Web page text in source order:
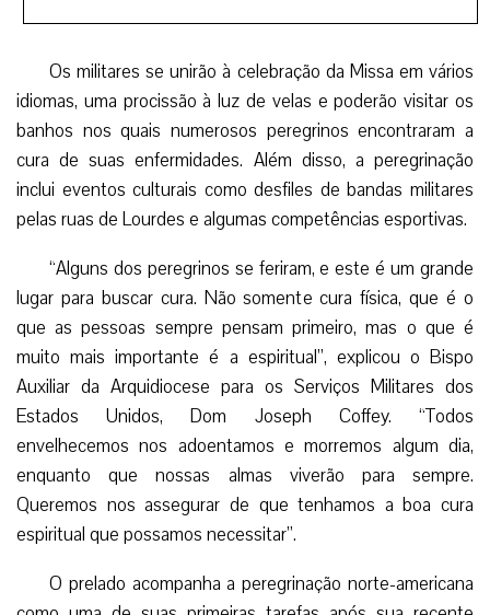
Auxiliar da Arquidiocese para os Serviços Militares dos
Estados Unidos, Dom Joseph Coffey. “Todos
envelhecemos nos adoentamos e morremos algum dia,
enquanto que nossas almas viverão para sempre.
Queremos nos assegurar de que tenhamos a boa cura
espiritual que possamos necessitar”.
O prelado acompanha a peregrinação norte-americana
como uma de suas primeiras tarefas após sua recente
nomeação como Bispo, à pedido do Arcebispo dos Serviços
Militares, Dom Timothy Broglio. “Esta é realmente uma
maneira maravilhosa para que comece este novo período
de minha vida, esta nova forma de servir ao Senhor como
Bispo”, comentou o novo prelado.
“A peregrinação realmente é uma oportunidade para
que os soldados feridos encontrem a cura, e a cura vem
realmente de muitas formas”, expôs o Capelão da Força
Aérea dos Estados Unidos, Padre Jeff Laible, que
acompanhou a peregrinação em cinco oportunidades.